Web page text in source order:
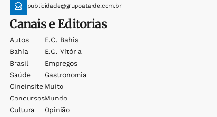
publicidade@grupoatarde.com.br
Canais e Editorias
Autos
Bahia
Brasil
Saúde
Cineinsite
Concursos
Cultura
E.c. Bahia
E.c. Vitória
Empregos
Gastronomia
Muito
Mundo
Opinião